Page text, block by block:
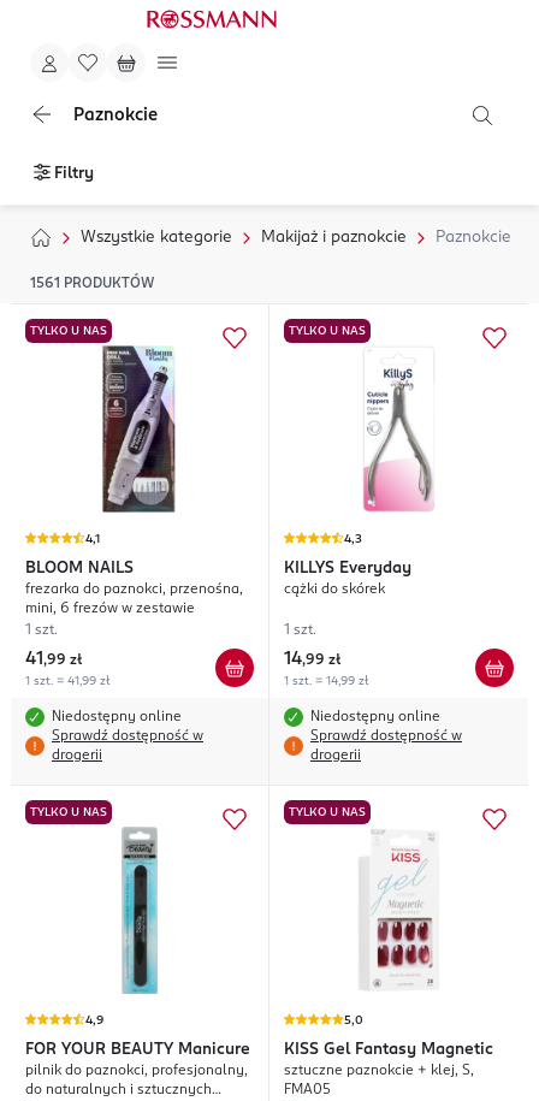
Paznokcie
Filtry
Wszystkie kategorie Makijaż i paznokcie Paznokcie
1561 PRODUKTÓW
TYLKO U NAS
4,1
BLOOM NAILS
frezarka do paznokci, przenośna,
mini, 6 frezów w zestawie
1 szt.
41 ,99 zł
1 szt. = 41,99 zł
Niedostępny online
Sprawdź dostępność w
drogerii
TYLKO U NAS
4,3
KILLYS Everyday
cążki do skórek
1 szt.
14,99 zł
1 szt. = 14,99 zł
Niedostępny online
Sprawdź dostępność w
drogerii
TYLKO U NAS
4,9
FOR YOUR BEAUTY Manicure
pilnik do paznokci, profesjonalny,
do naturalnych i sztucznych
TYLKO U NAS
5,0
KISS Gel Fantasy Magnetic
sztuczne paznokcie + klej, S,
FMA05